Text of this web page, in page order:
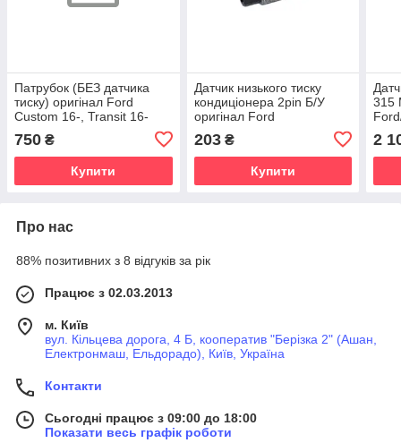
Патрубок (БЕЗ датчика
тиску) оригінал Ford
Custom 16-, Transit 16-
750 ₴
Купити
Датчик низького тиску
кондиціонера 2pin Б/У
оригінал Ford
203₴
Купити
315
2
Про нас
88% позитивних з 8 відгуків за рік
Працює з 02.03.2013
м. Київ
вул. Кільцева дорога, 4 Б, кооператив "Берізка 2" (Ашан,
Електронмаш, Ельдорадо), Київ, Україна
Контакти
Сьогодні працює з 09:00 до 18:00
Показати весь графік роботи